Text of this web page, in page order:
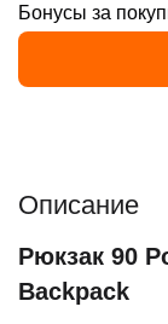
Бонусы за
Описание
Рюкзак 90
Backpack